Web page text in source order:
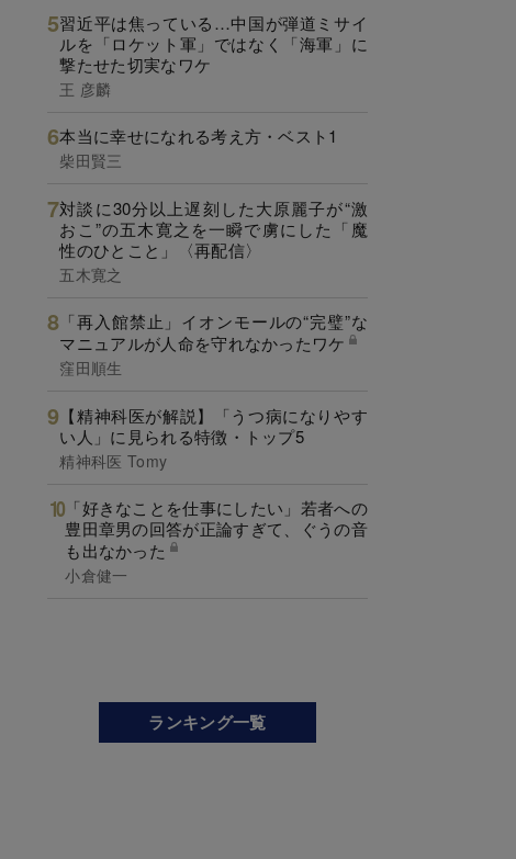
習近平は焦っている…中国が弾道ミサイ
ルを「ロケット軍」ではなく「海軍」に
撃たせた切実なワケ
王 彦麟
本当に幸せになれる考え方・ベスト1
柴田賢三
対談に30分以上遅刻した大原麗子が“激
おこ”の五木寛之を一瞬で虜にした「魔
性のひとこと」〈再配信〉
五木寛之
「再入館禁止」イオンモールの“完璧”な
マニュアルが人命を守れなかったワケ
窪田順生
【精神科医が解説】「うつ病になりやす
い人」に見られる特徴・トップ5
精神科医 Tomy
「好きなことを仕事にしたい」若者への
豊田章男の回答が正論すぎて、ぐうの音
も出なかった
小倉健一
ランキング一覧